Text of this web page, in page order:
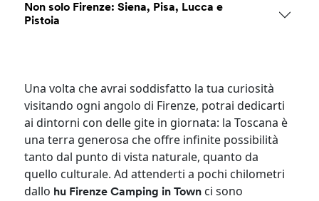
Non solo Firenze: Siena, Pisa, Lucca e
Pistoia
Una volta che avrai soddisfatto la tua curiosità
visitando ogni angolo di Firenze, potrai dedicarti
ai dintorni con delle gite in giornata: la Toscana è
una terra generosa che offre infinite possibilità
tanto dal punto di vista naturale, quanto da
quello culturale. Ad attenderti a pochi chilometri
dallo hu Firenze Camping in Town ci sono